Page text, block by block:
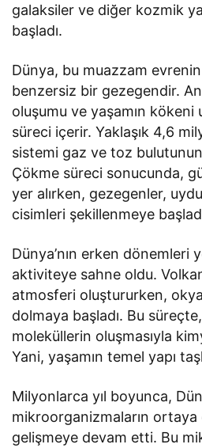
galaksiler ve diğer kozmik
başladı.
Dünya, bu muazzam
benzersiz bir gezegendir.
oluşumu ve yaşamın kökeni
süreci içerir. Yaklaşık 4,6
sistemi gaz ve toz
Çökme süreci sonucunda,
yer alırken, gezegenler,
cisimleri şekillenmeye
Dünya’nın erken dönemleri
aktiviteye sahne oldu.
atmosferi oluştururken,
dolmaya başladı. Bu
moleküllerin oluşmasıyla
Yani, yaşamın temel yapı
Milyonlarca yıl boyunca,
mikroorganizmaların ortaya
gelişmeye devam etti. Bu